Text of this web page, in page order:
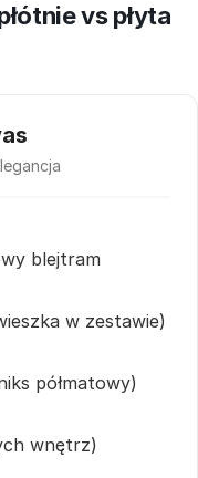
vs płyta
blejtram
w zestawie)
półmatowy)
wnętrz)